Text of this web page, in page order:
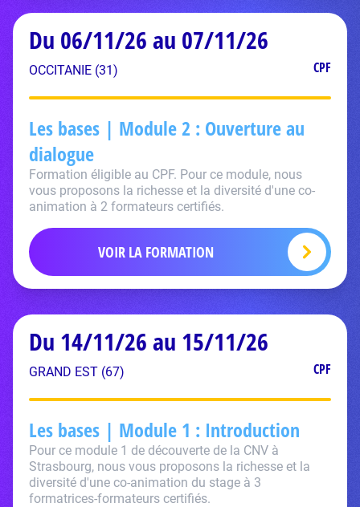
Du 06/11/26 au 07/11/26
OCCITANIE (31) CPF
Les bases | Module 2 : Ouverture au
dialogue
Formation éligible au CPF. Pour ce module, nous
vous proposons la richesse et la diversité d'une co-
animation à 2 formateurs certifiés.
VOIR LA FORMATION
Du 14/11/26 au 15/11/26
GRAND EST (67) CPF
Les bases | Module 1 : Introduction
Pour ce module 1 de découverte de la CNV à
Strasbourg, nous vous proposons la richesse et la
diversité d'une co-animation du stage à 3
formatrices-formateurs certifiés.